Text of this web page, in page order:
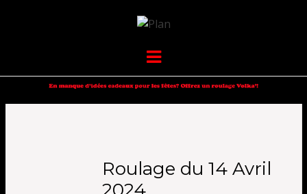
VOLKANIK-
ENDURANCE
Menu
Roulage du 14 Avril